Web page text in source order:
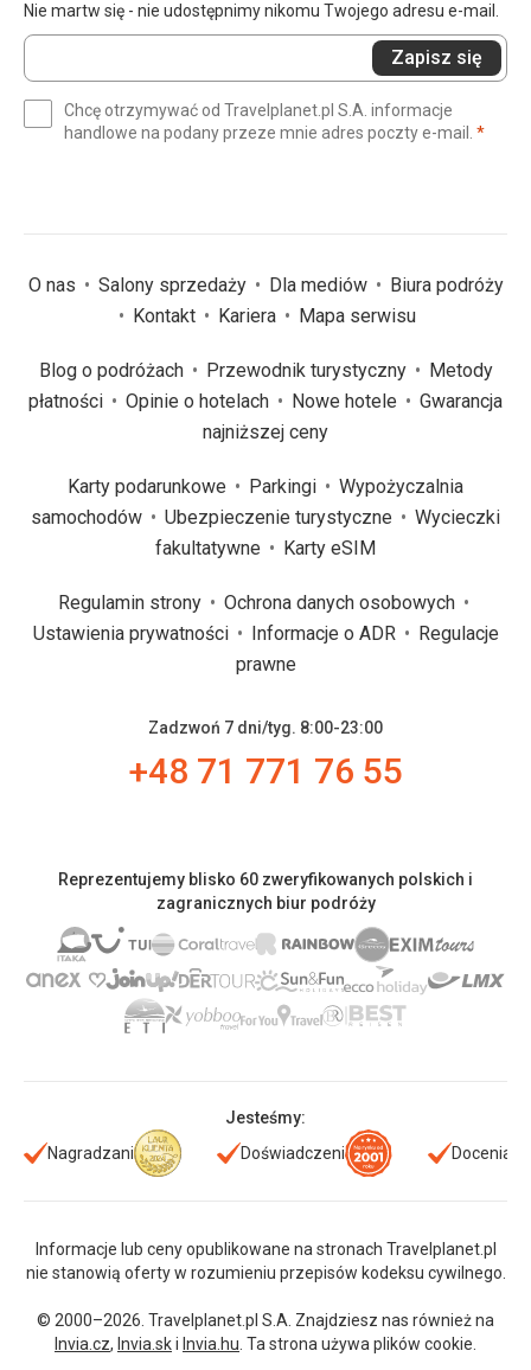
Nie martw się - nie udostępnimy nikomu Twojego adresu e-mail.
Wprowadź
swój
(wymagane)
Zapisz się
Chcę otrzymywać od Travelplanet.pl S.A. informacje
handlowe na podany przeze mnie adres poczty e-mail. *
O nas Salony sprzedaży Dla mediów
Biura podróży
Kontakt
Kariera Mapa serwisu
Blog o podróżach Przewodnik turystyczny
Metody
płatności
Opinie o hotelach Nowe hotele
Gwarancja
najniższej ceny
Karty podarunkowe Parkingi
Wypożyczalnia
samochodów
Ubezpieczenie turystyczne
Wycieczki
fakultatywne
Karty eSIM
Regulamin strony
Ochrona danych osobowych
Ustawienia prywatności
Informacje o ADR
Regulacje
prawne
Zadzwoń 7 dni/tyg. 8:00-23:00
+48 71 771 76 55
Reprezentujemy blisko 60 zweryfikowanych polskich i
zagranicznych biur podróży
Jesteśmy:
Nagradzani
Doświadczeni Doceniani
Informacje lub ceny opublikowane na stronach Travelplanet.pl
nie stanowią oferty w rozumieniu przepisów kodeksu cywilnego.
© 2000–2026. Travelplanet.pl S.A. Znajdziesz nas również na
Invia.cz, Invia.ski Invia.hu . Ta strona używa plików cookie.